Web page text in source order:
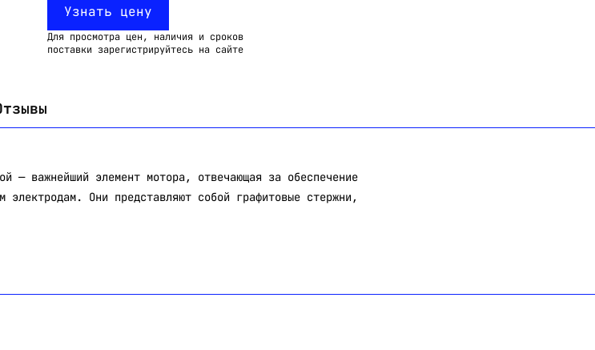
Узнать цену
Для просмотра цен, наличия и сроков
поставки зарегистрируйтесь на сайте
— важнейший элемент мотора, отвечающая за обеспечение
электродам. Они представляют собой графитовые стержни,